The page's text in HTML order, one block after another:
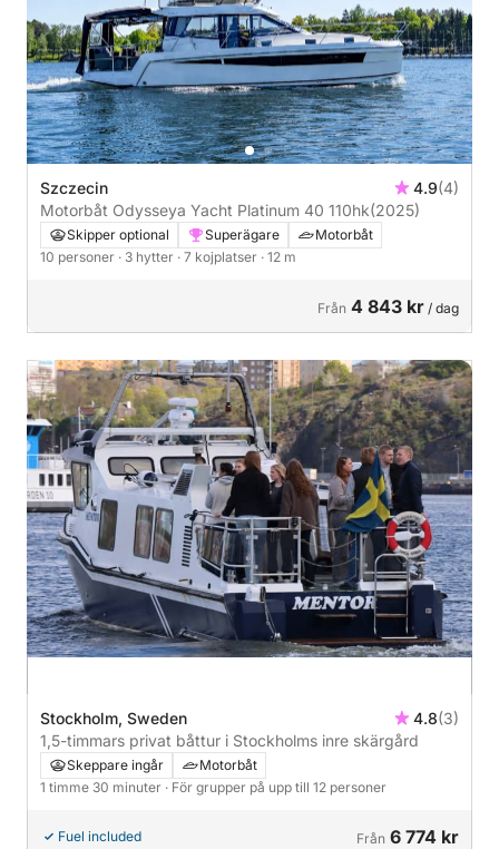
Szczecin 4.9(4)
Motorbåt Odysseya Yacht Platinum 40 110hk(2025)
Skipper optional Superägare
Motorbåt
10 personer · 3 hytter · 7 kojplatser · 12 m
Från 4 843 kr / dag
Stockholm, Sweden 4.8(3)
1,5-timmars privat båttur i Stockholms inre skärgård
Skeppare ingår
Motorbåt
1 timme 30 minuter · För grupper på upp till 12 personer
Fuel included Från 6 774 kr